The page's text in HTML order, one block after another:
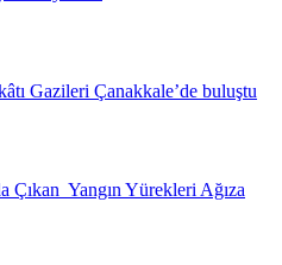
Gazileri Çanakkale’de buluştu
Çıkan Yangın Yürekleri Ağıza